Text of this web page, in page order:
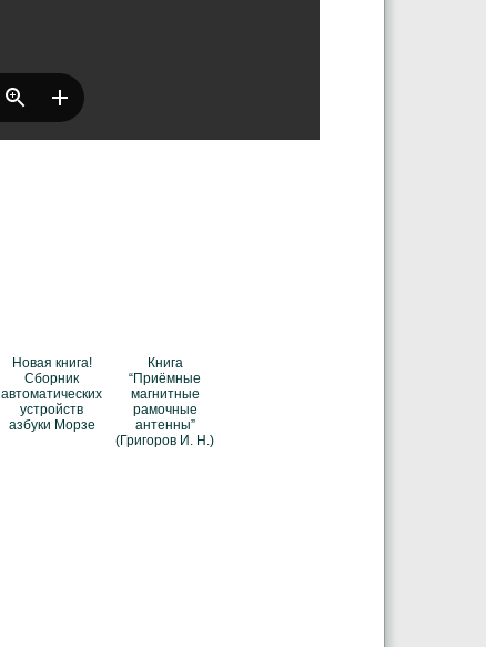
Новая книга!
Сборник
автоматических
устройств
азбуки Морзе
Книга
“Приёмные
магнитные
рамочные
антенны”
(Григоров И. Н.)